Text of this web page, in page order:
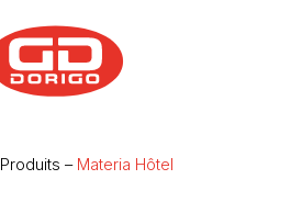
Produits – Materia Hôtel